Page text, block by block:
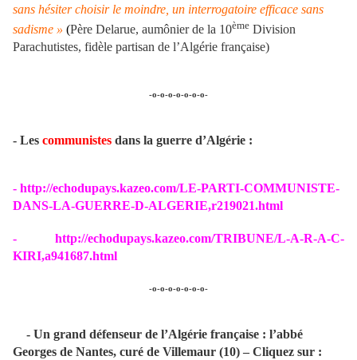
sans hésiter choisir le moindre, un interrogatoire efficace sans
sadisme » (Père Delarue, aumônier de la 10ème Division
Parachutistes, fidèle partisan de l’Algérie française)
-o-o-o-o-o-o-o-
- Les communistes dans la guerre d’Algérie :
- http://echodupays.kazeo.com/LE-PARTI-COMMUNISTE-
DANS-LA-GUERRE-D-ALGERIE,r219021.html
- http://echodupays.kazeo.com/TRIBUNE/L-A-R-A-C-
KIRI,a941687.html
-o-o-o-o-o-o-o-
- Un grand défenseur de l’Algérie française : l’abbé
Georges de Nantes, curé de Villemaur (10) – Cliquez sur :